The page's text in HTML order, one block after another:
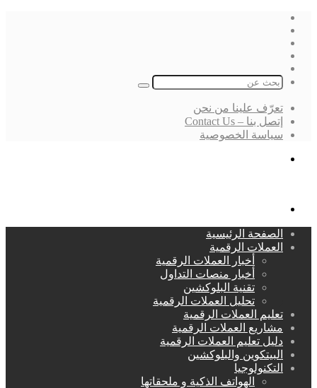
بحث
تعرّف علينا من نحن
إتصل بنا – Contact Us
سياسة الخصوصية
الصفحة الرئيسية
العملات الرقمية
أخبار العملات الرقمية
أخبار منصات التداول
تقنية البلوكشين
تحليل العملات الرقمية
تعليم العملات الرقمية
مشاريع العملات الرقمية
دليل تعليم العملات الرقمية
البيتكوين والبلوكشين
التكنولوجيا
الهواتف الذكية و ملحقاتها